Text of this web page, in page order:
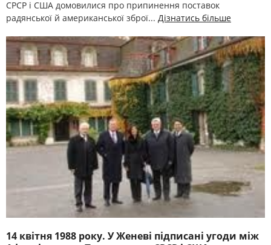
СРСР і США домовилися про припинення поставок
радянської й американської зброї... Дізнатись більше
14 квітня 1988 року. У Женеві підписані угоди між